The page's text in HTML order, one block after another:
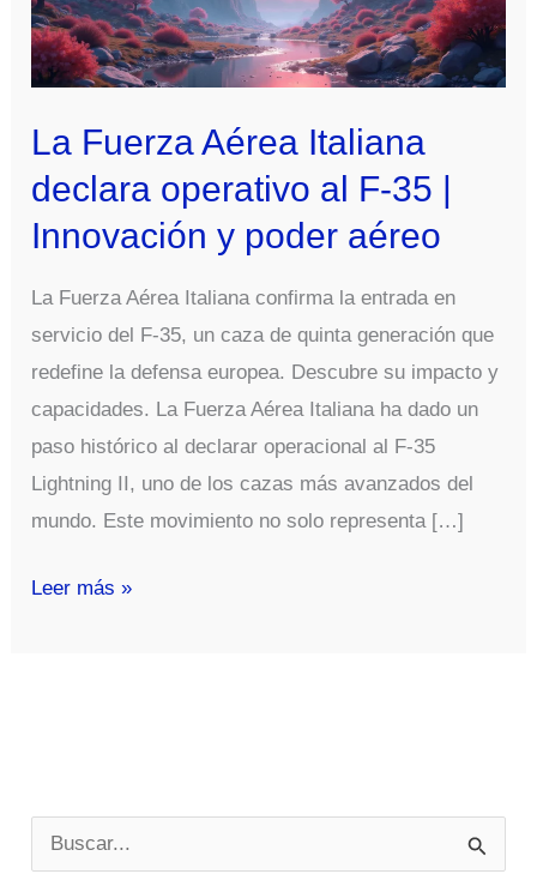
La Fuerza Aérea Italiana
declara operativo al F-35 |
Innovación y poder aéreo
La Fuerza Aérea Italiana confirma la entrada en
servicio del F-35, un caza de quinta generación que
redefine la defensa europea. Descubre su impacto y
capacidades. La Fuerza Aérea Italiana ha dado un
paso histórico al declarar operacional al F-35
Lightning II, uno de los cazas más avanzados del
mundo. Este movimiento no solo representa […]
La
Leer más »